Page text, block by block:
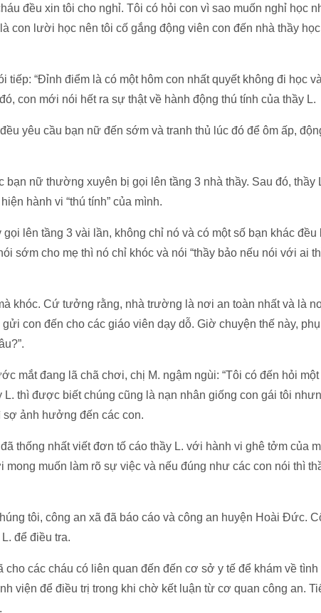
đều xin tôi cho nghỉ. Tôi có hỏi con vì sao muốn nghỉ học
con lười học nên tôi cố gắng động viên con đến nhà thầy
tiếp: “Đỉnh điểm là có một hôm con nhất quyết không đi học
con mới nói hết ra sự thật về hành động thú tính của thầy L.
yêu cầu bạn nữ đến sớm và tranh thủ lúc đó để ôm ấp,
bạn nữ thường xuyên bị gọi lên tầng 3 nhà thầy. Sau đó, thầy
hành vi “thú tính” của mình.
lên tầng 3 vài lần, không chỉ nó và có một số bạn khác đều
sớm cho mẹ thì nó chỉ khóc và nói “thầy bảo nếu nói với ai
khóc. Cứ tưởng rằng, nhà trường là nơi an toàn nhất và là
con đến cho các giáo viên dạy dỗ. Giờ chuyện thế này,
mắt đang lã chã chơi, chị M. ngậm ngùi: “Tôi có đến hỏi một
L. thì được biết chúng cũng là nạn nhân giống con gái tôi
ảnh hưởng đến các con.
thống nhất viết đơn tố cáo thầy L. với hành vi ghê tởm của
muốn làm rõ sự việc và nếu đúng như các con nói thì
tôi, công an xã đã báo cáo và công an huyện Hoài Đức.
để điều tra.
các cháu có liên quan đến đến cơ sở y tế để khám về tình
viện để điều trị trong khi chờ kết luận từ cơ quan công an.